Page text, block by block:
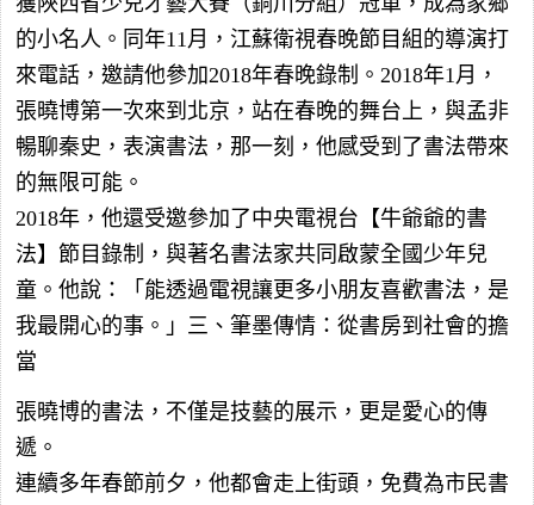
的小名人。同年11月，江蘇衛視春晚節目組的導演打
來電話，邀請他參加2018年春晚錄制。2018年1月，
張曉博第一次來到北京，站在春晚的舞台上，與孟非
暢聊秦史，表演書法，那一刻，他感受到了書法帶來
的無限可能。
2018年，他還受邀參加了中央電視台【牛爺爺的書
法】節目錄制，與著名書法家共同啟蒙全國少年兒
童。他說：「能透過電視讓更多小朋友喜歡書法，是
我最開心的事。」三、筆墨傳情：從書房到社會的擔
當
張曉博的書法，不僅是技藝的展示，更是愛心的傳
遞。
連續多年春節前夕，他都會走上街頭，免費為市民書